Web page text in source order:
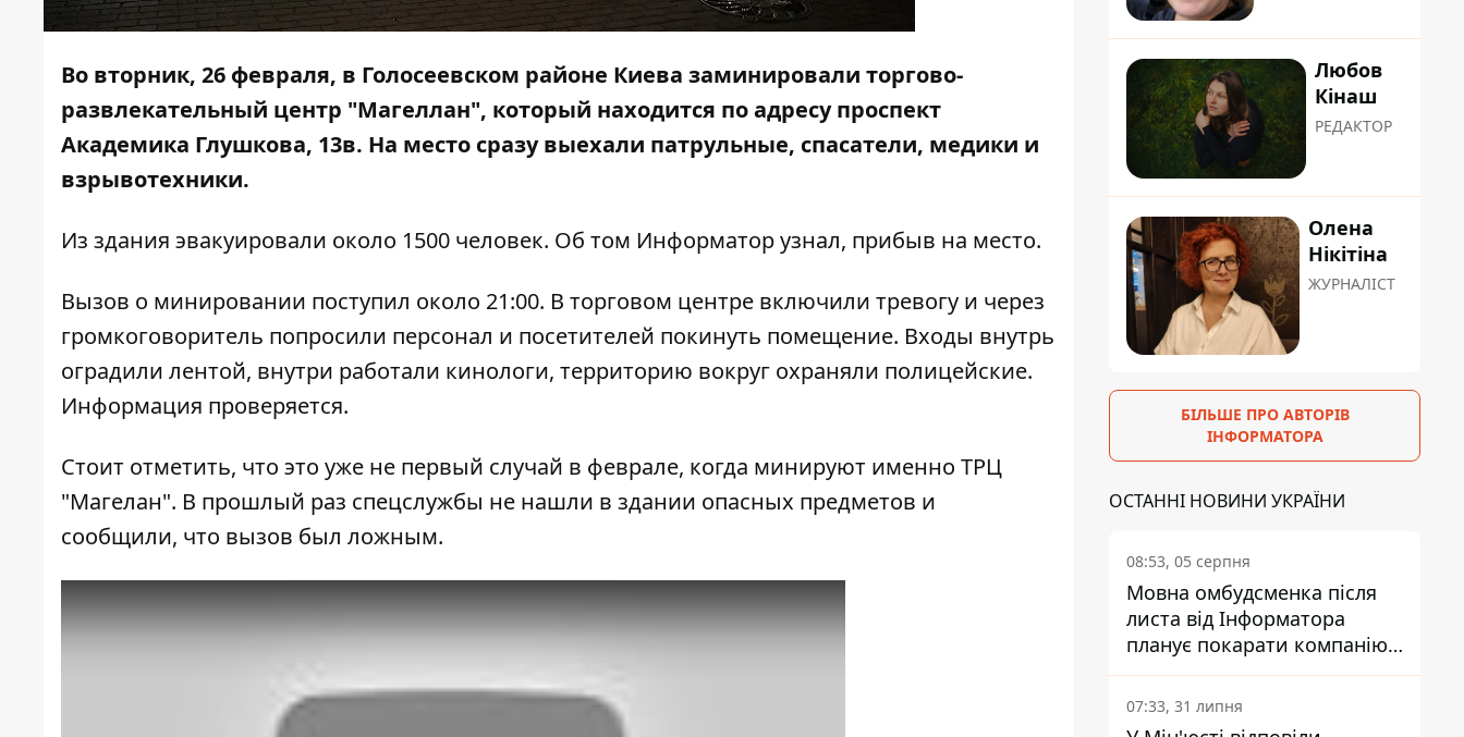
Во вторник, 26 февраля, в Голосеевском районе Киева заминировали торгово-
развлекательный центр "Магеллан", который находится по адресу проспект
Академика Глушкова, 13в. На место сразу выехали патрульные, спасатели, медики и
взрывотехники.
Из здания эвакуировали около 1500 человек. Об том Информаторузнал, прибыв на место.
Вызов о минировании поступил около 21:00. В торговом центре включили тревогу и через
громкоговоритель попросили персонал и посетителей покинуть помещение. Входы внутрь
оградили лентой, внутри работали кинологи, территорию вокруг охраняли полицейские.
Информация проверяется.
Стоит отметить, что это уже не первый случай в феврале, когда минируют именно ТРЦ
"Магелан". В прошлый раз спецслужбы не нашли в здании опасных предметов и
сообщили, что вызов был ложным.
Любов
Кінаш
РЕДАКТОР
Олена
Нікітіна
ЖУРНАЛІСТ
БІЛЬШЕ ПРО АВТОРІВ
ІНФОРМАТОРА
ОСТАННІ НОВИНИ УКРАЇНИ
08:53, 05 серпня
Мовна омбудсменка після
листа від Інформатора
планує покарати компанію-
підрядника ПриватБанку
07:33, 31 липня